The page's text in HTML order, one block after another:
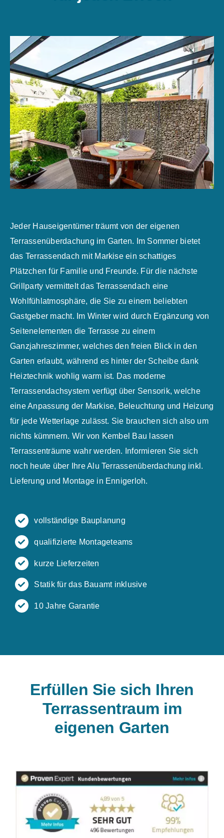
Jeder Hauseigentümer träumt von der eigenen
Terrassenüberdachung im Garten. Im Sommer bietet
das Terrassendach mit Markise ein schattiges
Plätzchen für Familie und Freunde. Für die nächste
Grillparty vermittelt das Terrassendach eine
Wohlfühlatmosphäre, die Sie zu einem beliebten
Gastgeber macht. Im Winter wird durch Ergänzung von
Seitenelementen die Terrasse zu einem
Ganzjahreszimmer, welches den freien Blick in den
Garten erlaubt, während es hinter der Scheibe dank
Heiztechnik wohlig warm ist. Das moderne
Terrassendachsystem verfügt über Sensorik, welche
eine Anpassung der Markise, Beleuchtung und Heizung
für jede Wetterlage zulässt. Sie brauchen sich also um
nichts kümmern. Wir von Kembel Bau lassen
Terrassenträume wahr werden. Informieren Sie sich
noch heute über Ihre Alu Terrassenüberdachung inkl.
Lieferung und Montage in Ennigerloh.
vollständige Bauplanung
qualifizierte Montageteams
kurze Lieferzeiten
Statik für das Bauamt inklusive
10 Jahre Garantie
Erfüllen Sie sich Ihren
Terrassentraum im
eigenen Garten